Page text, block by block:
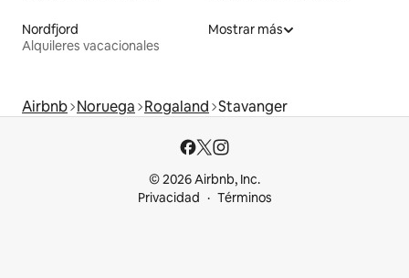
Nordfjord
Alquileres vacacionales
Mostrar más
Airbnb Noruega Rogaland Stavanger
© 2026 Airbnb, Inc.
Privacidad
Términos